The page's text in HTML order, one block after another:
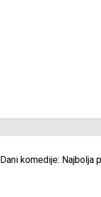
Dani komedije: Najbolja